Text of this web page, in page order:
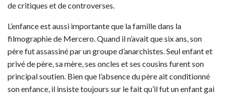
de critiques et de controverses.
L’enfance est aussi importante que la famille dans la
filmographie de Mercero. Quand il n’avait que six ans, son
père fut assassiné par un groupe d’anarchistes. Seul enfant et
privé de père, sa mère, ses oncles et ses cousins furent son
principal soutien. Bien que l’absence du père ait conditionné
son enfance, il insiste toujours sur le fait qu’il fut un enfant gai